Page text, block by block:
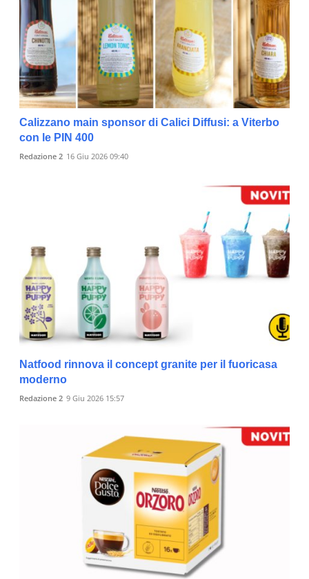
Calizzano main sponsor di Calici Diffusi: a Viterbo
con le PIN 400
Redazione 2 16 Giu 2026 09:40
Natfood rinnova il concept granite per il fuoricasa
moderno
Redazione 2 9 Giu 2026 15:57